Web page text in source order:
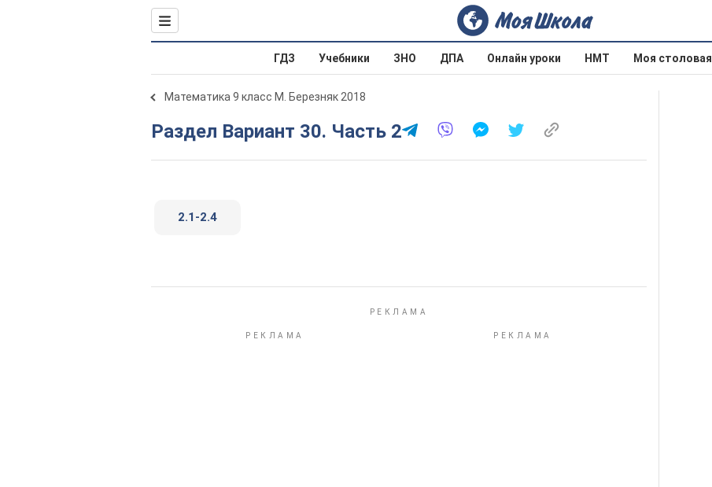
ГДЗ Учебники ЗНО ДПА Онлайн уроки НМТ Моя столовая
Математика 9 класс М. Березняк 2018
Раздел Вариант 30. Часть 2
2.1-2.4